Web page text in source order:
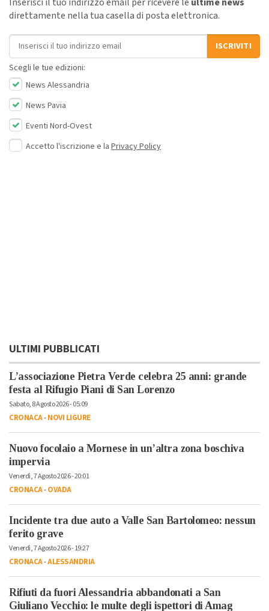
direttamente nella tua casella di posta elettronica.
Indirizzo email
ISCRIVITI
Scegli le tue edizioni:
News Alessandria
News Pavia
Eventi Nord-Ovest
Accetto l'iscrizione e la Privacy Policy
ULTIMI PUBBLICATI
L’associazione Pietra Verde celebra 25 anni: grande
festa al Rifugio Piani di San Lorenzo
Sabato, 8 Agosto 2026 - 05:09
CRONACA-NOVI LIGURE
Nuovo focolaio a Mornese in un’altra zona boschiva
impervia
Venerdì, 7 Agosto 2026 - 20:01
CRONACA-OVADA
Incidente tra due auto a Valle San Bartolomeo: nessun
ferito grave
Venerdì, 7 Agosto 2026 - 19:27
CRONACA-ALESSANDRIA
Rifiuti da fuori Alessandria abbandonati a San
Giuliano Vecchio: le multe degli ispettori di Amag